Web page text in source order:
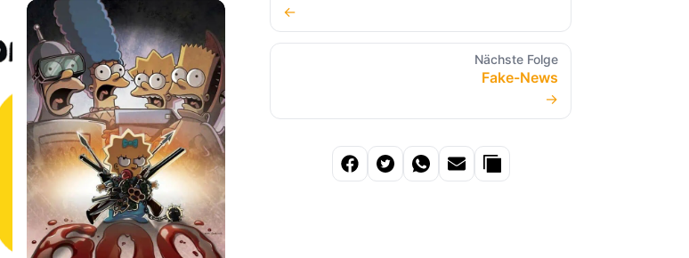
←
Nächste Folge
Fake-News
→